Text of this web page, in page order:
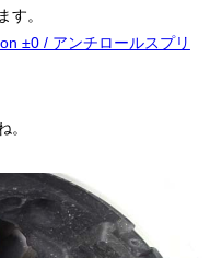
す。
±0 / アンチロールスプリ
。